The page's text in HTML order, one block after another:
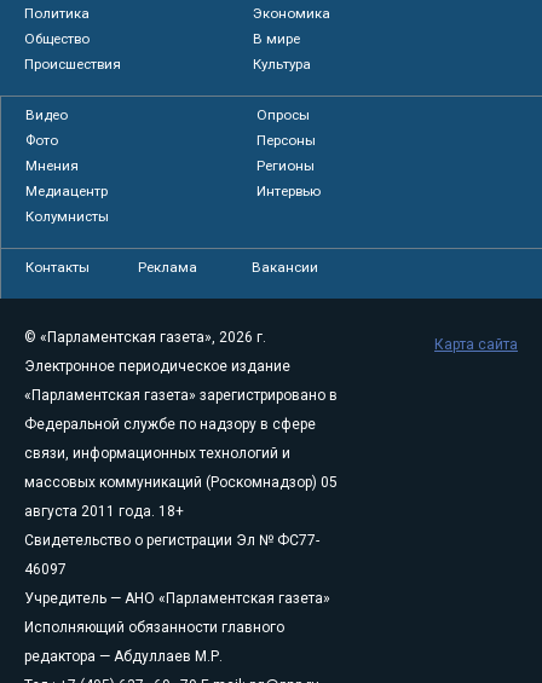
Политика
Экономика
Общество
В мире
Происшествия
Культура
Видео
Опросы
Фото
Персоны
Мнения
Регионы
Медиацентр
Интервью
Колумнисты
Контакты Реклама Вакансии
© «Парламентская газета», 2026 г.
Электронное периодическое издание
«Парламентская газета» зарегистрировано в
Федеральной службе по надзору в сфере
связи, информационных технологий и
массовых коммуникаций (Роскомнадзор) 05
августа 2011 года. 18+
Свидетельство о регистрации Эл № ФС77-
46097
Учредитель — АНО «Парламентская газета»
Исполняющий обязанности главного
редактора — Абдуллаев М.Р.
Карта сайта